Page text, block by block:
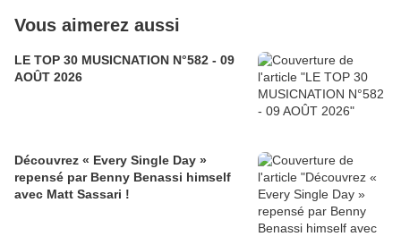
Vous aimerez aussi
LE TOP 30 MUSICNATION N°582 - 09
AOÛT 2026
Découvrez « Every Single Day »
repensé par Benny Benassi himself
avec Matt Sassari !